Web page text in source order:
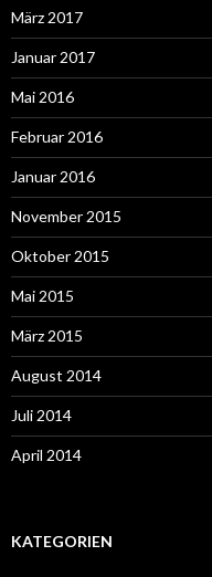
März 2017
Januar 2017
Mai 2016
Februar 2016
Januar 2016
November 2015
Oktober 2015
Mai 2015
März 2015
August 2014
Juli 2014
April 2014
KATEGORIEN